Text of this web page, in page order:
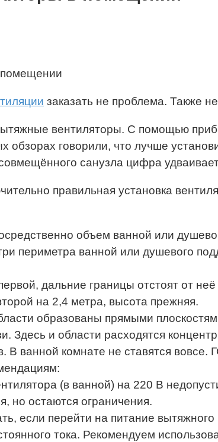
заказать не проблема. Также
вентиляторы. С помощью
говорили, что лучше
санузла цифра
правильная установка
объем ванной или
периметра ванной или душевого
дальние границы отстоят от
на 2,4 метра, высота прежняя.
образованы прямыми
Здесь и области расходятся
В ванной комнате не ставятся
(в ванной) на 220 В
но остаются ограничения.
если перейти на питание
тока. Рекомендуем